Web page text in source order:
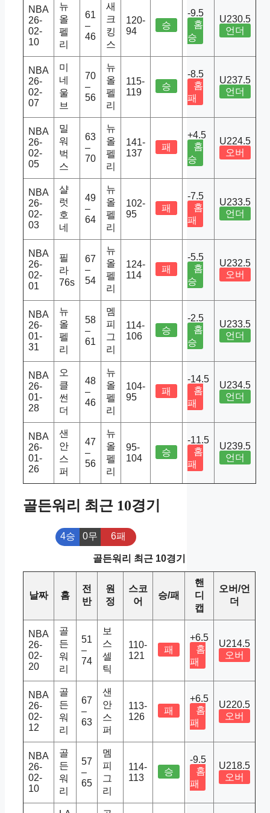
NBA
26-
02-
10
뉴
올
펠
리
61
–
46
새
크
킹
스
120-
94
승
-9.5
홈
승
U230.5
언더
NBA
26-
02-
07
미
네
울
브
70
–
56
뉴
올
펠
리
115-
119
승
-8.5
홈
패
U237.5
언더
NBA
26-
02-
05
밀
워
벅
스
63
–
70
뉴
올
펠
리
141-
137
패
+4.5
홈
승
U224.5
오버
NBA
26-
02-
03
샬
럿
호
네
49
–
64
뉴
올
펠
리
102-
95
패
-7.5
홈
패
U233.5
언더
NBA
26-
02-
01
필
라
76s
67
–
54
뉴
올
펠
리
124-
114
패
-5.5
홈
승
U232.5
오버
NBA
26-
01-
31
뉴
올
펠
리
58
–
61
멤
피
그
리
114-
106
승
-2.5
홈
승
U233.5
언더
NBA
26-
01-
28
오
클
썬
더
48
–
46
뉴
올
펠
리
104-
95
패
-14.5
홈
패
U234.5
언더
NBA
26-
01-
26
샌
안
스
퍼
47
–
56
뉴
올
펠
리
95-
104
승
-11.5
홈
패
U239.5
언더
골든워리 최근 10경기
4승 0무 6패
골든워리 최근 10경기
날짜 홈
전
반
원
정
스코
어
승/패
핸
디
캡
오버/언
더
NBA
26-
02-
20
골
든
워
리
51
–
74
보
스
셀
틱
110-
121
패
+6.5
홈
패
U214.5
오버
NBA
26-
02-
12
골
든
워
리
67
–
63
샌
안
스
퍼
113-
126
패
+6.5
홈
패
U220.5
오버
NBA
26-
02-
10
골
든
워
리
57
–
65
멤
피
그
리
114-
113
승
-9.5
홈
패
U218.5
오버